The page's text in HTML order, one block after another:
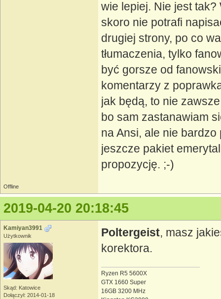
wie lepiej. Nie jest tak?
skoro nie potrafi
drugiej strony, po co
tłumaczenia, tylko
być gorsze od
komentarzy z
jak będą, to nie
bo sam zastanawiam
na Ansi, ale nie
jeszcze pakiet
propozycję. ;-)
Offline
2019-04-20 20:18:45
Kamiyan3991
Użytkownik
Skąd: Katowice
Dołączył: 2014-01-18
Poltergeist, masz
korektora.
Ryzen R5 5600X
GTX 1660 Super
16GB 3200 MHz